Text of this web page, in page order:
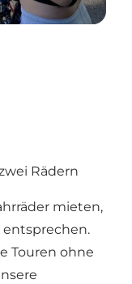
Rädern
mieten,
Touren ohne